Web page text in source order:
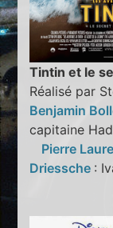
Tintin et le
Réalisé par
Benjamin
capitaine
Pierre
Driessche :